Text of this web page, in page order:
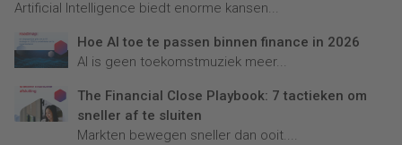
Artificial Intelligence biedt enorme kansen...
Hoe AI toe te passen binnen finance in 2026
AI is geen toekomstmuziek meer...
The Financial Close Playbook: 7 tactieken om
sneller af te sluiten
Markten bewegen sneller dan ooit....